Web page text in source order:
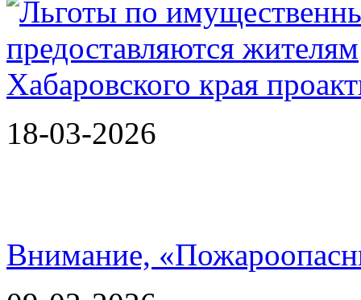
18-03-2026
Внимание,